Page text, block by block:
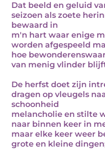
Dat beeld en geluid
seizoen als zoete
bewaard in
m'n hart waar enige
worden afgespeeld
hoe
van menig vlinder
De herfst doet zijn
dragen op vleugels
schoonheid
melancholie en stilte
naar binnen keer in
maar elke keer weer
grote en kleine